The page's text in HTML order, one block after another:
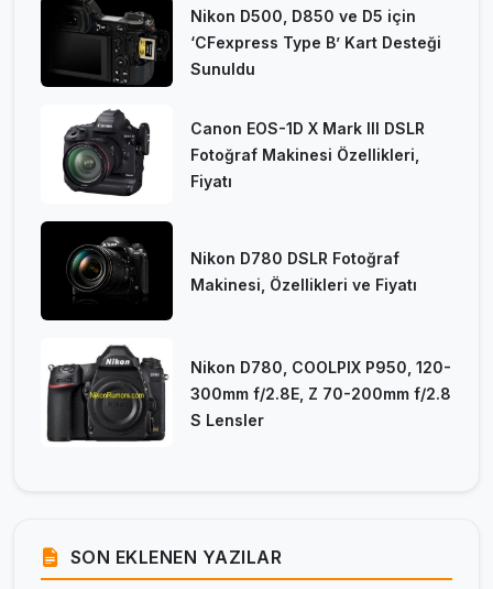
Nikon D500, D850 ve D5 için
‘CFexpress Type B’ Kart Desteği
Sunuldu
Canon EOS-1D X Mark III DSLR
Fotoğraf Makinesi Özellikleri,
Fiyatı
Nikon D780 DSLR Fotoğraf
Makinesi, Özellikleri ve Fiyatı
Nikon D780, COOLPIX P950, 120-
300mm f/2.8E, Z 70-200mm f/2.8
S Lensler
SON EKLENEN YAZILAR